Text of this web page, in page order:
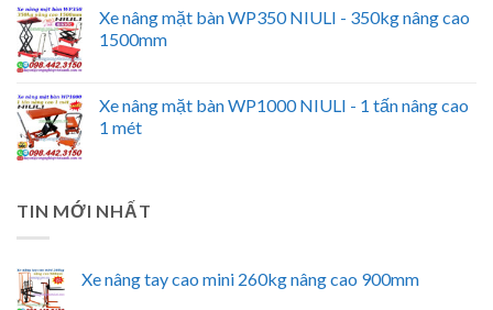
Xe nâng mặt bàn WP350 NIULI - 350kg nâng cao
1500mm
Xe nâng mặt bàn WP1000 NIULI - 1 tấn nâng cao
1 mét
TIN MỚI NHẤT
Xe nâng tay cao mini 260kg nâng cao 900mm